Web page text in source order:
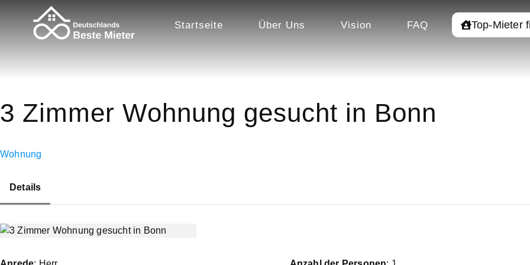
Startseite Über Uns Vision FAQ Top-Mieter
3 Zimmer Wohnung gesucht in Bonn
Wohnung
Details